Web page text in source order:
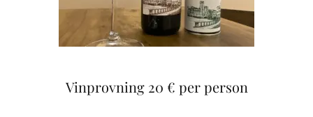
Vinprovning 20 € per person